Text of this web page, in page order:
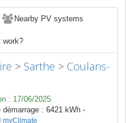
Nearby PV systems
work?
> Sarthe > Coulans-
: 17/06/2025
démarrage : 6421 kWh -
myClimate